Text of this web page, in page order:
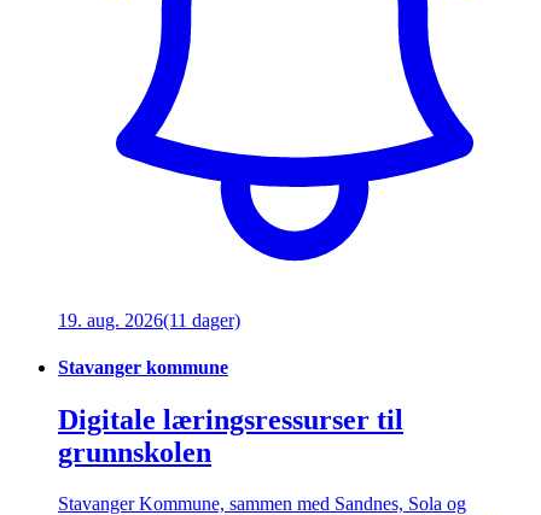
19. aug. 2026(11 dager)
Stavanger kommune
Digitale læringsressurser til
grunnskolen
Stavanger Kommune, sammen med Sandnes, Sola og